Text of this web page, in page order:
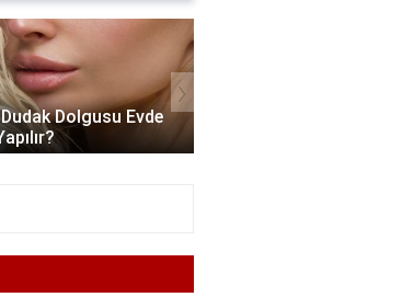
Dolgusu Evde
›